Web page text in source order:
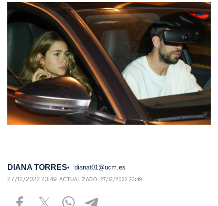
DIANA TORRES dianat01@ucm.es
27/12/2022 23:49 ACTUALIZADO: 27/12/2022 23:49